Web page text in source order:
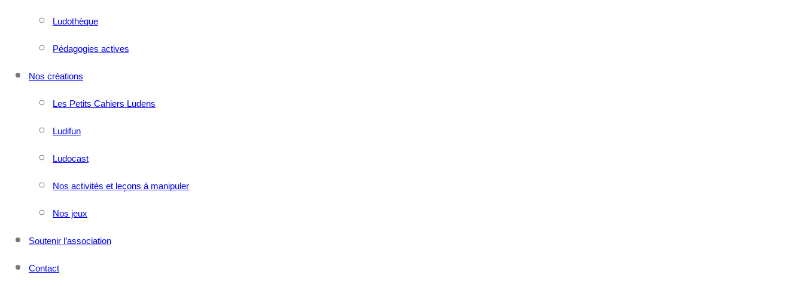
Ludothèque
Pédagogies actives
Nos créations
Les Petits Cahiers Ludens
Ludifun
Ludocast
Nos activités et leçons à manipuler
Nos jeux
Soutenir l’association
Contact